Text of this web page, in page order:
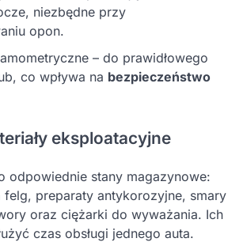
niezbędne przy
opon.
– do prawidłowego
co wpływa na bezpieczeństwo
eksploatacyjne
odpowiednie stany magazynowe:
preparaty antykorozyjne, smary
oraz ciężarki do wyważania. Ich
czas obsługi jednego auta.